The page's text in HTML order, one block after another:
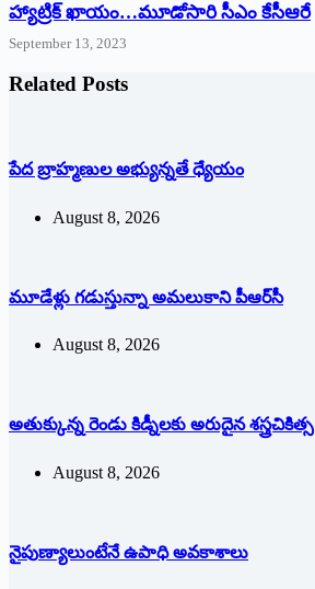
హ్యాట్రిక్‌ ‌ఖాయం…మూడోసారి సీఎం కేసీఆరే
September 13, 2023
Related Posts
పేద బ్రాహ్మణుల అభ్యున్నతే ధ్యేయం
August 8, 2026
మూడేళ్లు గ‌డుస్తున్నా అమ‌లుకాని పీఆర్‌సీ
August 8, 2026
అతుక్కున్న రెండు కిడ్నీలకు అరుదైన శస్త్రచికిత్స
August 8, 2026
నైపుణ్యాలుంటేనే ఉపాధి అవకాశాలు